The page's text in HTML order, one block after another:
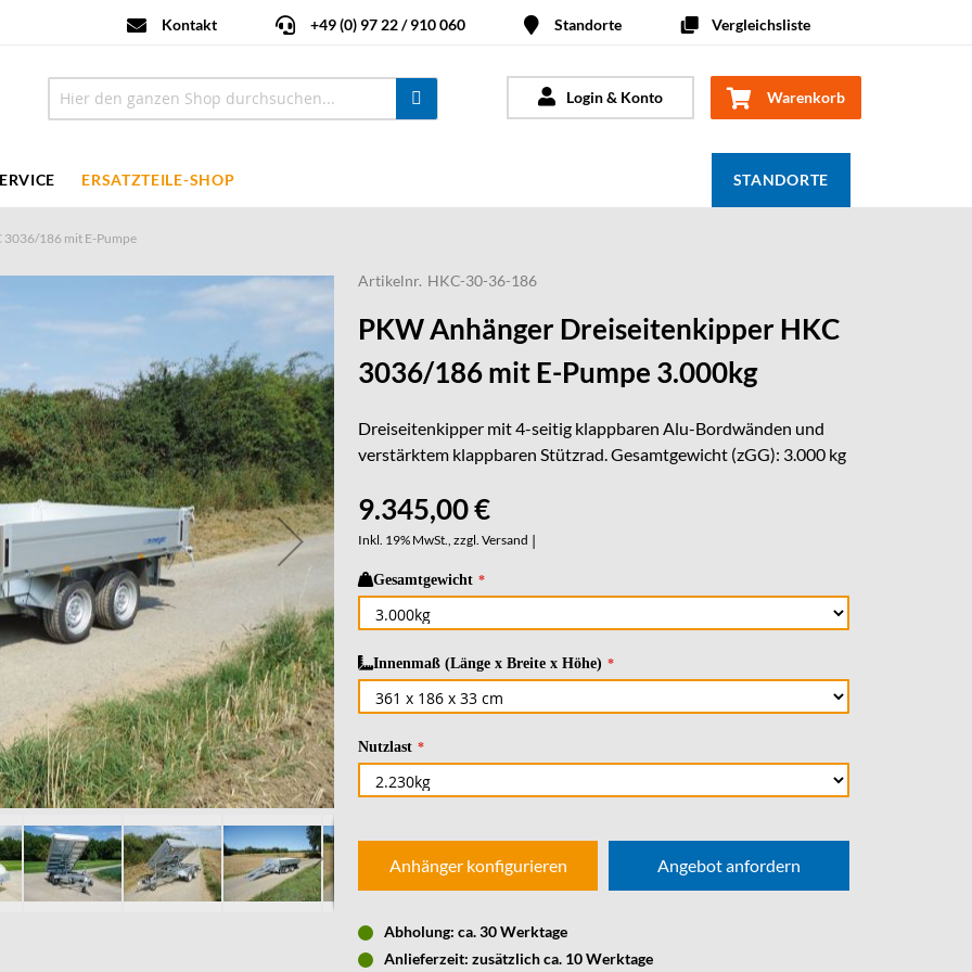
Kontakt +49 (0) 97 22 / 910 060 Standorte Vergleichsliste
Warenkorb
Login & Konto
ERSATZTEILE-SHOP STANDORTE
3036/186 mit E-Pumpe
Artikelnr. HKC-30-36-186
PKW Anhänger Dreiseitenkipper HKC
3036/186 mit E-Pumpe 3.000kg
Dreiseitenkipper mit 4-seitig klappbaren Alu-Bordwänden und
verstärktem klappbaren Stützrad. Gesamtgewicht (zGG): 3.000 kg
9.345,00 €
Inkl. 19% MwSt., zzgl.Versand |
Gesamtgewicht
Innenmaß (Länge x Breite x Höhe)
Nutzlast
Anhänger konfigurieren Angebot anfordern
Abholung: ca. 30 Werktage
Anlieferzeit: zusätzlich ca. 10 Werktage